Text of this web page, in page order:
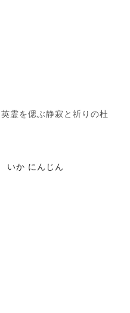
英霊を偲ぶ静寂と祈りの杜
いか にんじん